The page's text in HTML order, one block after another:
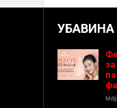
УБАВИНА